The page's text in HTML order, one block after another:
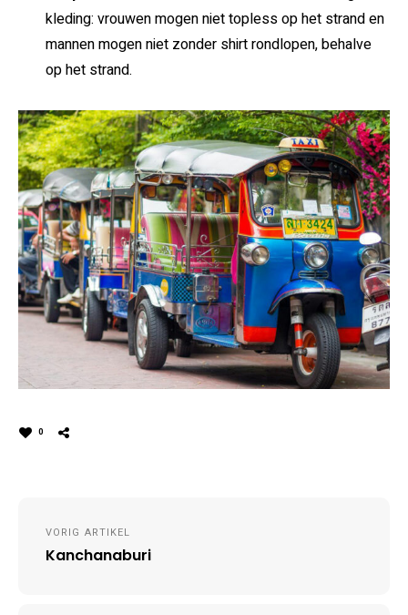
kleding: vrouwen mogen niet topless op het strand en
mannen mogen niet zonder shirt rondlopen, behalve
op het strand.
0
navigation
VORIG ARTIKEL
Kanchanaburi